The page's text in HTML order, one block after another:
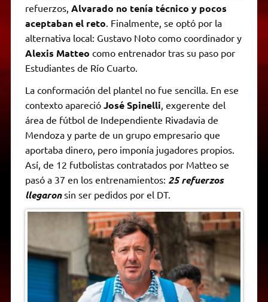
refuerzos, Alvarado no tenía técnico y pocos
aceptaban el reto. Finalmente, se optó por la
alternativa local: Gustavo Noto como coordinador y
Alexis Matteo como entrenador tras su paso por
Estudiantes de Río Cuarto.
La conformación del plantel no fue sencilla. En ese
contexto apareció José Spinelli, exgerente del
área de fútbol de Independiente Rivadavia de
Mendoza y parte de un grupo empresario que
aportaba dinero, pero imponía jugadores propios.
Así, de 12 futbolistas contratados por Matteo se
pasó a 37 en los entrenamientos: 25 refuerzos
llegaronsin ser pedidos por el DT.